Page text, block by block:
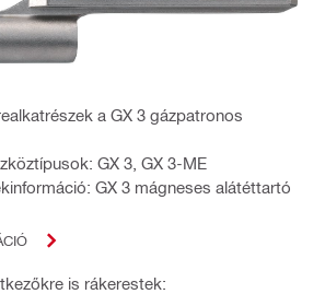
a GX 3 gázpatronos
GX 3, GX 3-ME
GX 3 mágneses alátéttartó
is rákerestek: